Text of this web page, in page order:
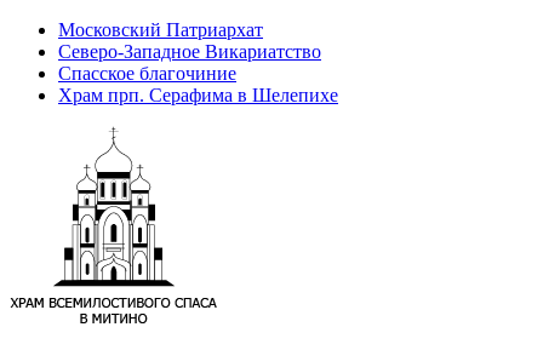
Московский Патриархат
Северо-Западное Викариатство
Спасское благочиние
Храм прп. Серафима в Шелепихе